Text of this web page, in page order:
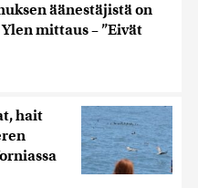
äänestäjistä on
mittaus – ”Eivät
hait